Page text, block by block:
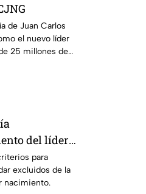
de Juan Carlos
el nuevo líder
25 millones de
del líder
para
excluidos de la
nacimiento.